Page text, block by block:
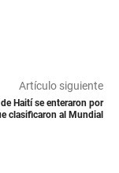
Artículo siguiente
Haití se enteraron por
clasificaron al Mundial